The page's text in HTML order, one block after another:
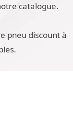
catalogue.
pneu discount à